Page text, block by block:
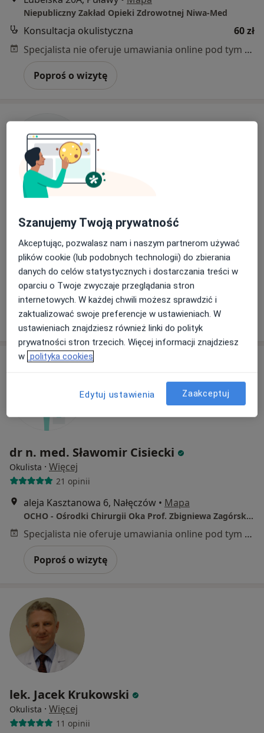
Niepubliczny Zakład Opieki Zdrowotnej Niwa-Med
Konsultacja okulistyczna
60 zł
Specjalista nie oferuje umawiania online pod tym adresem.
Poproś o wizytę
Okulista
3 opinie
Gen.Fieldorfa "Nila" 10, Puławy• Mapa
Centrum Medyczne Internus Sp. zo. o.
Poproś o wizytę
dr n. med. Sławomir Cisiecki
Okulista · Więcej
21 opinii
aleja Kasztanowa 6, Nałęczów • Mapa
OCHO - Ośrodki Chirurgii Oka Prof. Zbigniewa Zagórskiego
Specjalista nie oferuje umawiania online pod tym adresem.
Poproś o wizytę
lek. Jacek Krukowski
Okulista · Więcej
11 opinii
Szanujemy Twoją prywatność
Akceptując, pozwalasz nam i naszym partnerom używać
plików cookie (lub podobnych technologii) do zbierania
danych do celów statystycznych i dostarczania treści w
oparciu o Twoje zwyczaje przeglądania stron
internetowych. W każdej chwili możesz sprawdzić i
zaktualizować swoje preferencje w ustawieniach. W
ustawieniach znajdziesz również linki do polityk
prywatności stron trzecich. Więcej informacji znajdziesz
w polityka cookies
Edytuj ustawienia Zaakceptuj